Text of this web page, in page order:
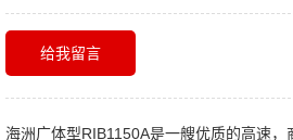
给我留言
海洲广体型RIB1150A是一艘优质的高速